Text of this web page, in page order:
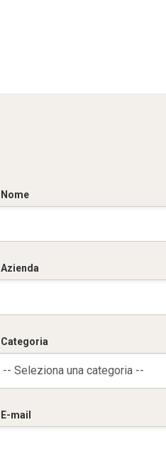
Nome
Azienda
Categoria
-- Seleziona una categoria --
E-mail